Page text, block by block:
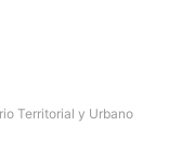
Territorial y Urbano